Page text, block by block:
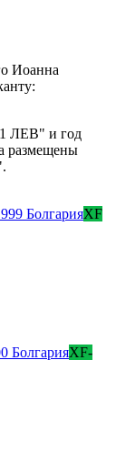
Иоанна
ЛЕВ" и год
размещены
XF
XF-